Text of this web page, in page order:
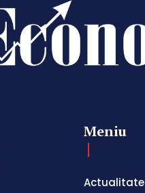
Meniu
Actualitate